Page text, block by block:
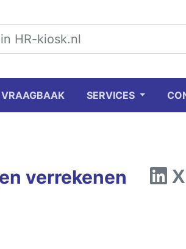
VRAAGBAAK SERVICES
verrekenen